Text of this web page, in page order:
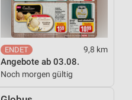
9,8 km
Angebote ab 03.08.
Noch morgen gültig